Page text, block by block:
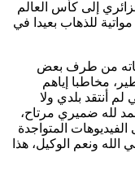
إلى كأس العالم
الفرصة مواتية للذهاب بعيدا في
من طرف بعض
مخاطبا إياهم
أنتقد بلدي ولا
لله ضميري مرتاح،
المتواجدة
ونعم الوكيل، هذا